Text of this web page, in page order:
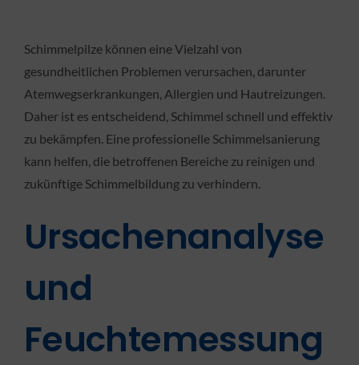
Schimmelpilze können eine Vielzahl von
gesundheitlichen Problemen verursachen, darunter
Atemwegserkrankungen, Allergien und Hautreizungen.
Daher ist es entscheidend, Schimmel schnell und effektiv
zu bekämpfen. Eine professionelle Schimmelsanierung
kann helfen, die betroffenen Bereiche zu reinigen und
zukünftige Schimmelbildung zu verhindern.
Ursachenanalyse
und
Feuchtemessung